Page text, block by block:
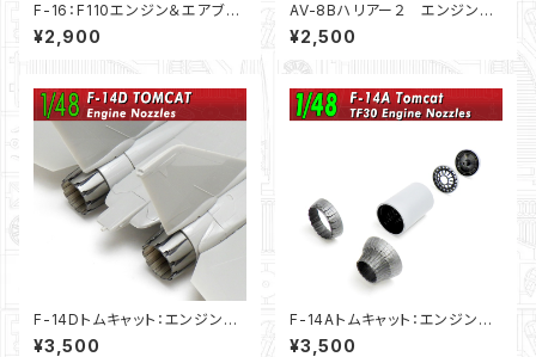
F-16：F110エンジン＆エアブレ
ーキ（1/48）
¥2,900
AV-8Bハリアー２ エンジンノ
ズル（1/48）
¥2,500
F-14Dトムキャット：エンジンノ
ズル（1/48）
¥3,500
F-14Aトムキャット：エンジンノ
ズル（1/48）
¥3,500